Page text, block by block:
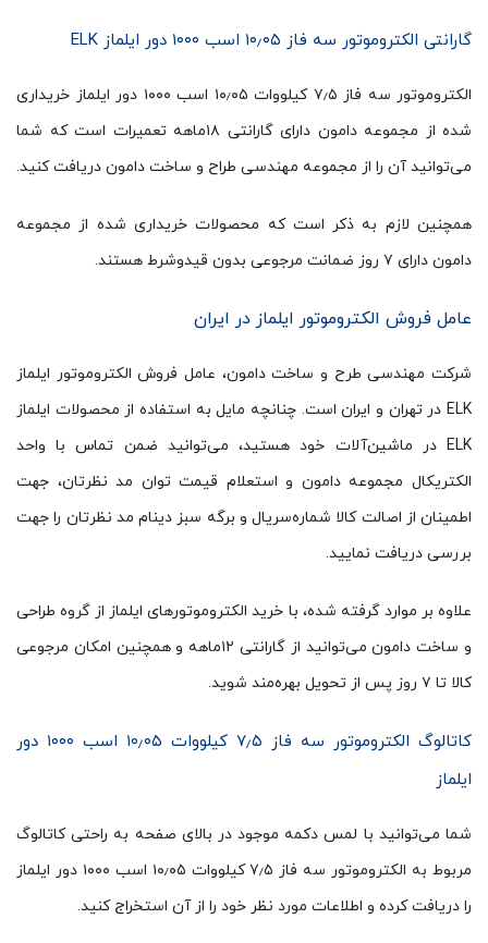
گارانتی الکتروموتور سه فاز ۱۰٫۰۵ اسب ۱۰۰۰ دور ایلماز ELK
الکتروموتور سه فاز ۷٫۵ کیلووات ۱۰٫۰۵ اسب ۱۰۰۰ دور ایلماز خریداری
شده از مجموعه دامون دارای گارانتی ۱۸ماهه تعمیرات است که شما
می‌توانید آن را از مجموعه مهندسی طراح و ساخت دامون دریافت کنید.
همچنین لازم به ذکر است که محصولات خریداری شده از مجموعه
دامون دارای ۷ روز ضمانت مرجوعی بدون قیدوشرط هستند.
عامل فروش الکتروموتور ایلماز در ایران
شرکت مهندسی طرح و ساخت دامون، عامل فروش الکتروموتور ایلماز
ELK در تهران و ایران است. چنانچه مایل به استفاده از محصولات ایلماز
ELK در ماشین‌آلات خود هستید، می‌توانید ضمن تماس با واحد
الکتریکال مجموعه دامون و استعلام قیمت توان مد نظرتان، جهت
اطمینان از اصالت کالا شماره‌سریال و برگه سبز دینام مد نظرتان را جهت
بررسی دریافت نمایید.
علاوه بر موارد گرفته شده، با خرید الکتروموتورهای ایلماز از گروه طراحی
و ساخت دامون می‌توانید از گارانتی ۱۲ماهه و همچنین امکان مرجوعی
کالا تا ۷ روز پس از تحویل بهره‌مند شوید.
کاتالوگ الکتروموتور سه فاز ۷٫۵ کیلووات ۱۰٫۰۵ اسب ۱۰۰۰ دور
ایلماز
شما می‌توانید با لمس دکمه موجود در بالای صفحه به راحتی کاتالوگ
مربوط به الکتروموتور سه فاز ۷٫۵ کیلووات ۱۰٫۰۵ اسب ۱۰۰۰ دور ایلماز
را دریافت کرده و اطلاعات مورد نظر خود را از آن استخراج کنید.